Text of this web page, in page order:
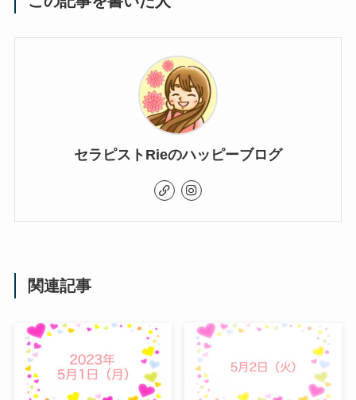
セラピストRieのハッピーブログ
関連記事